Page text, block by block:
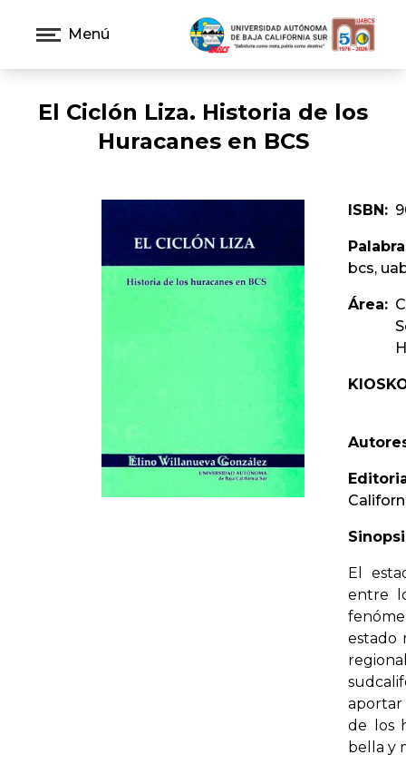
Menú
El Ciclón Liza. Historia de los
Huracanes en BCS
ISBN:
bcs,
Área:
El
entre
estado
aportar
de los
bella y